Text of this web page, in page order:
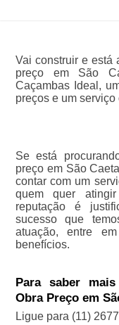
Vai construir e está
preço em São
Caçambas Ideal,
preços e um
Se está
preço em São
contar com um
quem quer
reputação é
sucesso que
atuação, entre
benefícios.
Para saber
Obra Preço em
Ligue para (11)